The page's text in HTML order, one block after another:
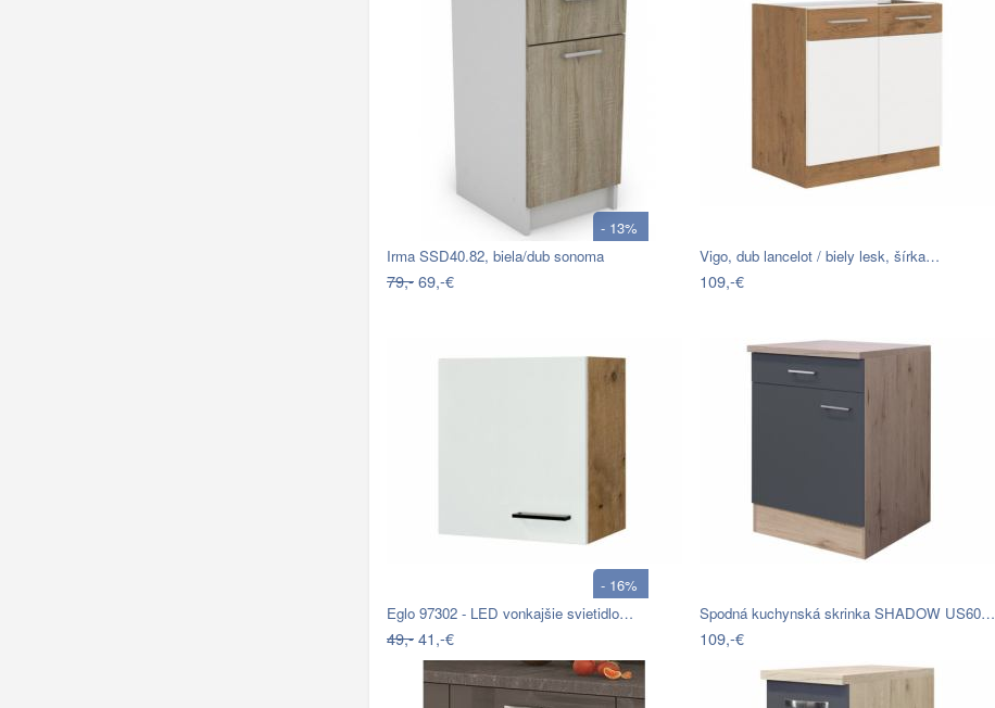
- 13%
Irma SSD40.82, biela/dub sonoma
79,-69,-€
Vigo, dub lancelot / biely lesk, šírka…
109,-€
- 16%
Eglo 97302 - LED vonkajšie svietidlo…
49,-41,-€
Spodná kuchynská skrinka SHADOW US60…
109,-€